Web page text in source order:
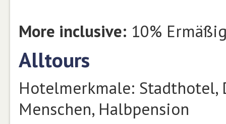
More inclusive: 10%
Alltours
Hotelmerkmale:
Menschen, Halbpension